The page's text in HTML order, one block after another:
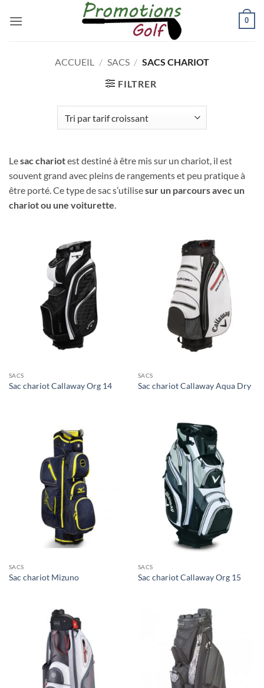
0
ACCUEIL / SACS / SACS CHARIOT
FILTRER
Lesac chariotest destiné à être mis sur un chariot, il est
souvent grand avec pleins de rangements et peu pratique à
être porté. Ce type de sac s’utilisesur un parcours avec un
chariot ou une voiturette.
SACS
Sac chariot Callaway Org 14
SACS
Sac chariot Callaway Aqua Dry
SACS
Sac chariot Mizuno
SACS
Sac chariot Callaway Org 15